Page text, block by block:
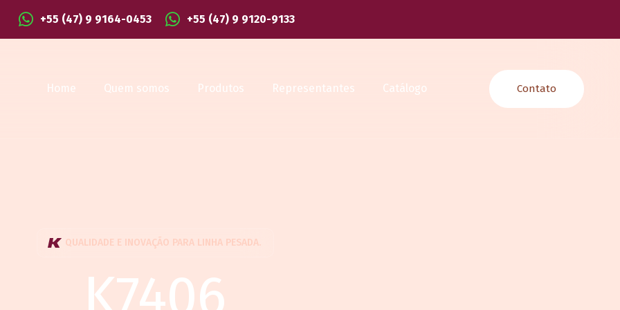
+55 (47) 9 9164-0453 +55 (47) 9 9120-9133
Home Quem somos Produtos Representantes Catálogo Contato
QUALIDADE E INOVAÇÃO PARA LINHA PESADA.
K7406